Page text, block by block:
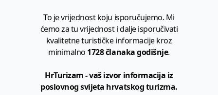
To je vrijednost koju isporučujemo. Mi
ćemo za tu vrijednost i dalje isporučivati
kvalitetne turističke informacije kroz
minimalno 1728 članaka godišnje.
HrTurizam - vaš izvor informacija iz
poslovnog svijeta hrvatskog turizma.